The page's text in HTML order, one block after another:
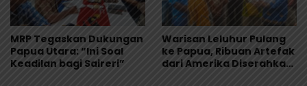
MRP Tegaskan Dukungan
Papua Utara: “Ini Soal
Keadilan bagi Saireri”
Warisan Leluhur Pulang
ke Papua, Ribuan Artefak
dari Amerika Diserahkan